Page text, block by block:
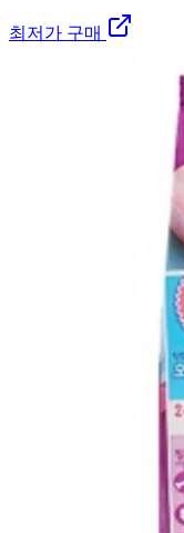
최저가 구매